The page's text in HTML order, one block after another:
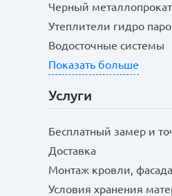
Черный металлопрокат
Утеплители гидро
Водосточные системы
Показать больше
Услуги
Бесплатный замер и
Доставка
Монтаж кровли,
Условия хранения